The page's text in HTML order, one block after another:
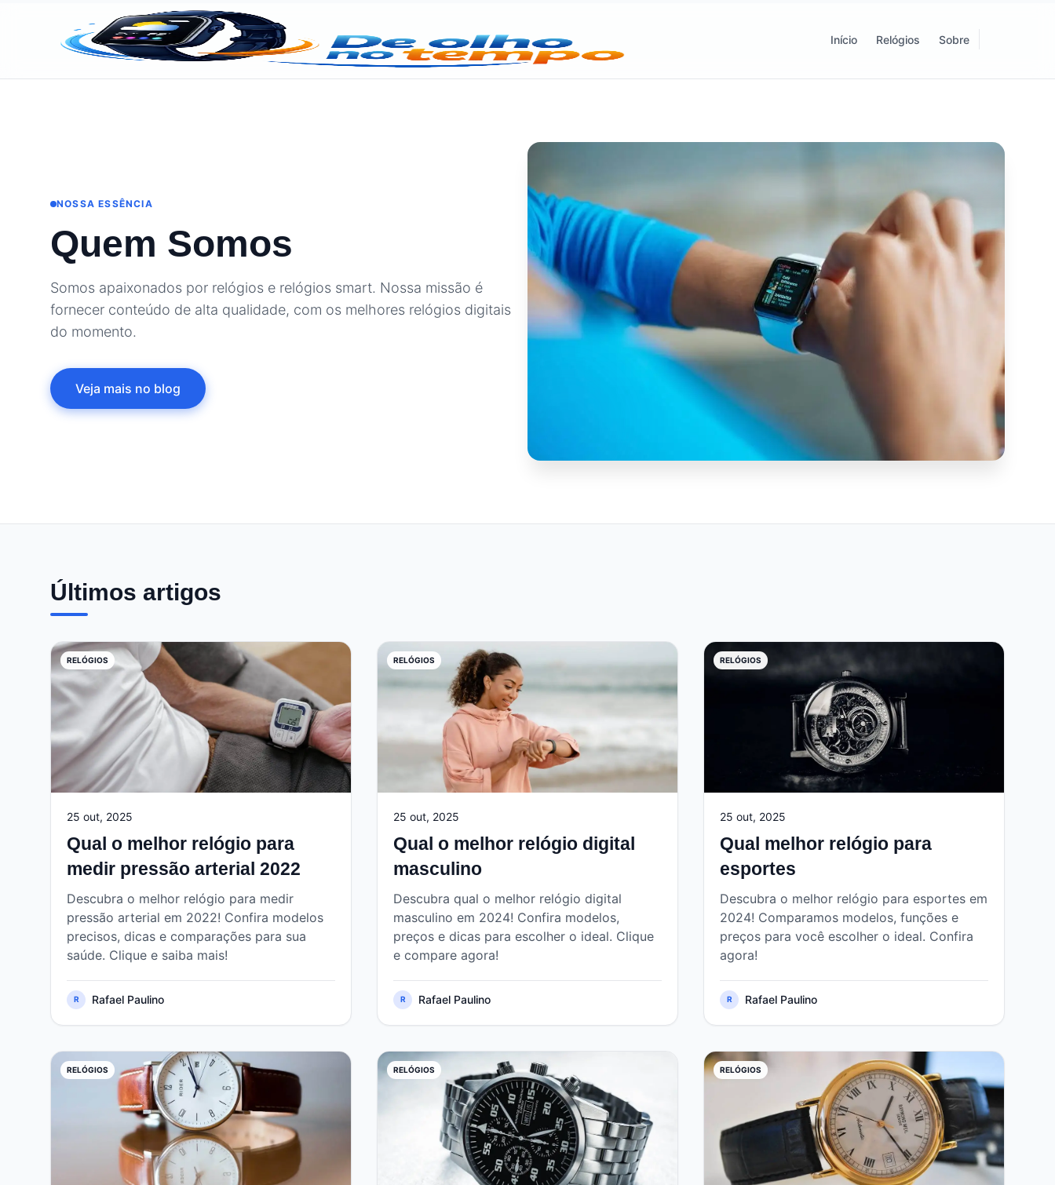
Início Relógios Sobre
NOSSA ESSÊNCIA
Quem Somos
Somos apaixonados por relógios e relógios smart. Nossa missão é
fornecer conteúdo de alta qualidade, com os melhores relógios digitais
do momento.
Veja mais no blog
Últimos artigos
RELÓGIOS
25 out, 2025
Qual o melhor relógio para
medir pressão arterial 2022
Descubra o melhor relógio para medir
pressão arterial em 2022! Confira modelos
precisos, dicas e comparações para sua
saúde. Clique e saiba mais!
R Rafael Paulino
RELÓGIOS
25 out, 2025
Qual o melhor relógio digital
masculino
Descubra qual o melhor relógio digital
masculino em 2024! Confira modelos,
preços e dicas para escolher o ideal. Clique
e compare agora!
R Rafael Paulino
RELÓGIOS
25 out, 2025
Qual melhor relógio para
esportes
Descubra o melhor relógio para esportes em
2024! Comparamos modelos, funções e
preços para você escolher o ideal. Confira
agora!
R Rafael Paulino
RELÓGIOS RELÓGIOS RELÓGIOS